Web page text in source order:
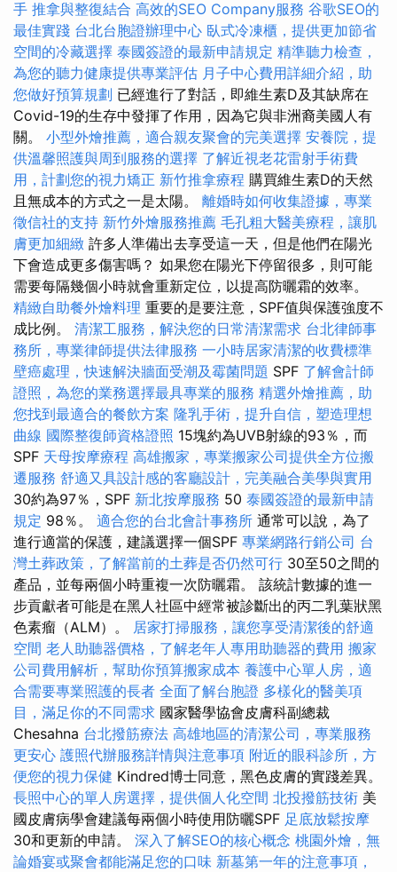
手 推拿與整復結合 高效的SEO Company服務 谷歌SEO的
最佳實踐 台北台胞證辦理中心 臥式冷凍櫃，提供更加節省
空間的冷藏選擇 泰國簽證的最新申請規定 精準聽力檢查，
為您的聽力健康提供專業評估 月子中心費用詳細介紹，助
您做好預算規劃 已經進行了對話，即維生素D及其缺席在
Covid-19的生存中發揮了作用，因為它與非洲裔美國人有
關。 小型外燴推薦，適合親友聚會的完美選擇 安養院，提
供溫馨照護與周到服務的選擇 了解近視老花雷射手術費
用，計劃您的視力矯正 新竹推拿療程 購買維生素D的天然
且無成本的方式之一是太陽。 離婚時如何收集證據，專業
徵信社的支持 新竹外燴服務推薦 毛孔粗大醫美療程，讓肌
膚更加細緻 許多人準備出去享受這一天，但是他們在陽光
下會造成更多傷害嗎？ 如果您在陽光下停留很多，則可能
需要每隔幾個小時就會重新定位，以提高防曬霜的效率。
精緻自助餐外燴料理 重要的是要注意，SPF值與保護強度不
成比例。 清潔工服務，解決您的日常清潔需求 台北律師事
務所，專業律師提供法律服務 一小時居家清潔的收費標準
壁癌處理，快速解決牆面受潮及霉菌問題 SPF 了解會計師
證照，為您的業務選擇最具專業的服務 精選外燴推薦，助
您找到最適合的餐飲方案 隆乳手術，提升自信，塑造理想
曲線 國際整復師資格證照 15塊約為UVB射線的93％，而
SPF 天母按摩療程 高雄搬家，專業搬家公司提供全方位搬
遷服務 舒適又具設計感的客廳設計，完美融合美學與實用
30約為97％，SPF 新北按摩服務 50 泰國簽證的最新申請
規定 98％。 適合您的台北會計事務所 通常可以說，為了
進行適當的保護，建議選擇一個SPF 專業網路行銷公司 台
灣土葬政策，了解當前的土葬是否仍然可行 30至50之間的
產品，並每兩個小時重複一次防曬霜。 該統計數據的進一
步貢獻者可能是在黑人社區中經常被診斷出的丙二乳葉狀黑
色素瘤（ALM）。 居家打掃服務，讓您享受清潔後的舒適
空間 老人助聽器價格，了解老年人專用助聽器的費用 搬家
公司費用解析，幫助你預算搬家成本 養護中心單人房，適
合需要專業照護的長者 全面了解台胞證 多樣化的醫美項
目，滿足你的不同需求 國家醫學協會皮膚科副總裁
Chesahna 台北撥筋療法 高雄地區的清潔公司，專業服務
更安心 護照代辦服務詳情與注意事項 附近的眼科診所，方
便您的視力保健 Kindred博士同意，黑色皮膚的實踐差異。
長照中心的單人房選擇，提供個人化空間 北投撥筋技術 美
國皮膚病學會建議每兩個小時使用防曬SPF 足底放鬆按摩
30和更新的申請。 深入了解SEO的核心概念 桃園外燴，無
論婚宴或聚會都能滿足您的口味 新墓第一年的注意事項，